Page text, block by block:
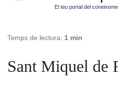
El teu portal del
Temps de lectura: 1 min
Sant Miquel de